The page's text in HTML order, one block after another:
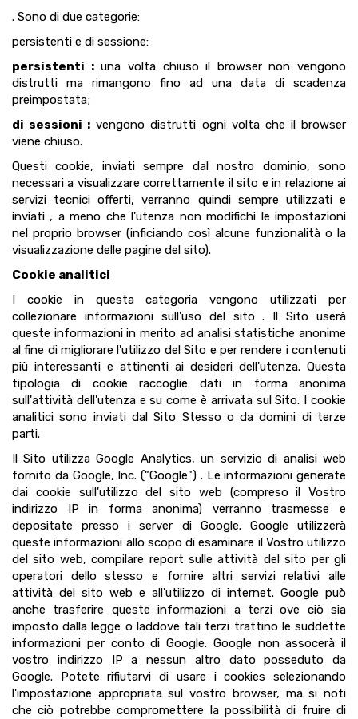
. Sono di due categorie:
persistenti e di sessione:
persistenti :una volta chiuso il browser non vengono
distrutti ma rimangono fino ad una data di scadenza
preimpostata;
di sessioni : vengono distrutti ogni volta che il browser
viene chiuso.
Questi cookie, inviati sempre dal nostro dominio, sono
necessari a visualizzare correttamente il sito e in relazione ai
servizi tecnici offerti, verranno quindi sempre utilizzati e
inviati , a meno che l'utenza non modifichi le impostazioni
nel proprio browser (inficiando così alcune funzionalità o la
visualizzazione delle pagine del sito).
Cookie analitici
I cookie in questa categoria vengono utilizzati per
collezionare informazioni sull'uso del sito . Il Sito userà
queste informazioni in merito ad analisi statistiche anonime
al fine di migliorare l'utilizzo del Sito e per rendere i contenuti
più interessanti e attinenti ai desideri dell'utenza. Questa
tipologia di cookie raccoglie dati in forma anonima
sull'attività dell'utenza e su come è arrivata sul Sito. I cookie
analitici sono inviati dal Sito Stesso o da domini di terze
parti.
Il Sito utilizza Google Analytics, un servizio di analisi web
fornito da Google, Inc. ("Google") . Le informazioni generate
dai cookie sull'utilizzo del sito web (compreso il Vostro
indirizzo IP in forma anonima) verranno trasmesse e
depositate presso i server di Google. Google utilizzerà
queste informazioni allo scopo di esaminare il Vostro utilizzo
del sito web, compilare report sulle attività del sito per gli
operatori dello stesso e fornire altri servizi relativi alle
attività del sito web e all'utilizzo di internet. Google può
anche trasferire queste informazioni a terzi ove ciò sia
imposto dalla legge o laddove tali terzi trattino le suddette
informazioni per conto di Google. Google non assocerà il
vostro indirizzo IP a nessun altro dato posseduto da
Google. Potete rifiutarvi di usare i cookies selezionando
l'impostazione appropriata sul vostro browser, ma si noti
che ciò potrebbe compromettere la possibilità di fruire di